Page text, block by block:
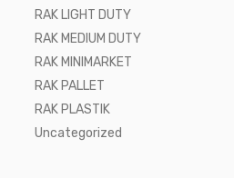
RAK LIGHT DUTY
RAK MEDIUM DUTY
RAK MINIMARKET
RAK PALLET
RAK PLASTIK
Uncategorized